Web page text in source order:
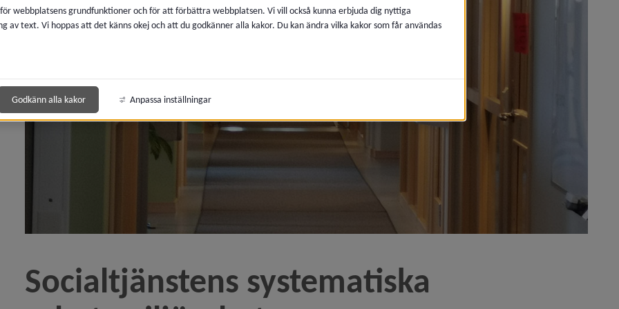
om skolplacering till kommunal skola)
i Umeå)
på nyårsafton?)
förskoleplatser i Umeå kommun)
måste få betalt)
mot folkgrupp hanterad av åklagare)
Socialtjänstens systematiska
för webbplatsens grundfunktioner och för att förbättra webbplatsen. Vi vill också kunna erbjuda dig nyttiga
av text. Vi hoppas att det känns okej och att du godkänner alla kakor. Du kan ändra vilka kakor som får användas
Godkänn alla kakor Anpassa inställningar